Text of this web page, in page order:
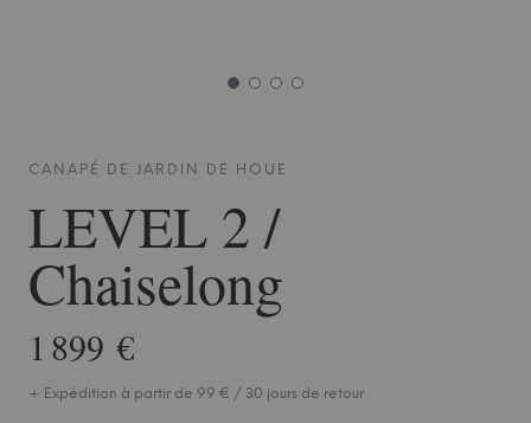
CANAPÉ DE JARDIN DE HOUE
LEVEL 2 /
Chaiselong
1 899 €
+ Expédition à partir de 99 € / 30 jours de retour